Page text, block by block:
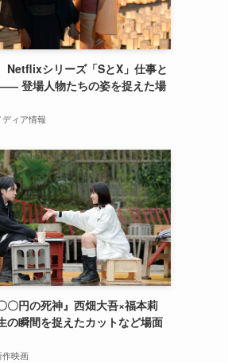
Netflixシリーズ「SとX」仕事と
登場人物たちの姿を捉えた場
ディア情報
〇円の死神』西畑大吾×福本莉
の瞬間を捉えたカットなど場面
作映画